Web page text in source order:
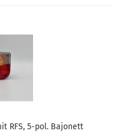
RFS, 5-pol. Bajonett